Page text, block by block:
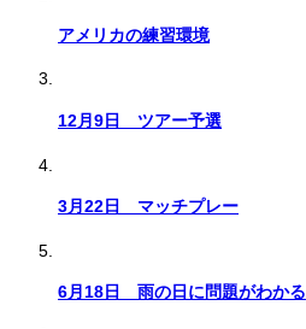
アメリカの練習環境
12月9日 ツアー予選
3月22日 マッチプレー
6月18日 雨の日に問題がわかる